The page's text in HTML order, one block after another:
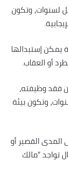
لسنوات، وتكون
يمكن إستبدالها
أو العقاب.
فقد وظيفته،
وتكون بيئة
المدى القصير أو
تواجد “مالك